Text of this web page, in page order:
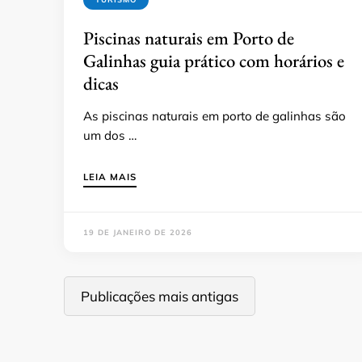
Piscinas naturais em Porto de
Galinhas guia prático com horários e
dicas
As piscinas naturais em porto de galinhas são
um dos …
LEIA MAIS
19 DE JANEIRO DE 2026
Navegação
porPublicações mais antigas